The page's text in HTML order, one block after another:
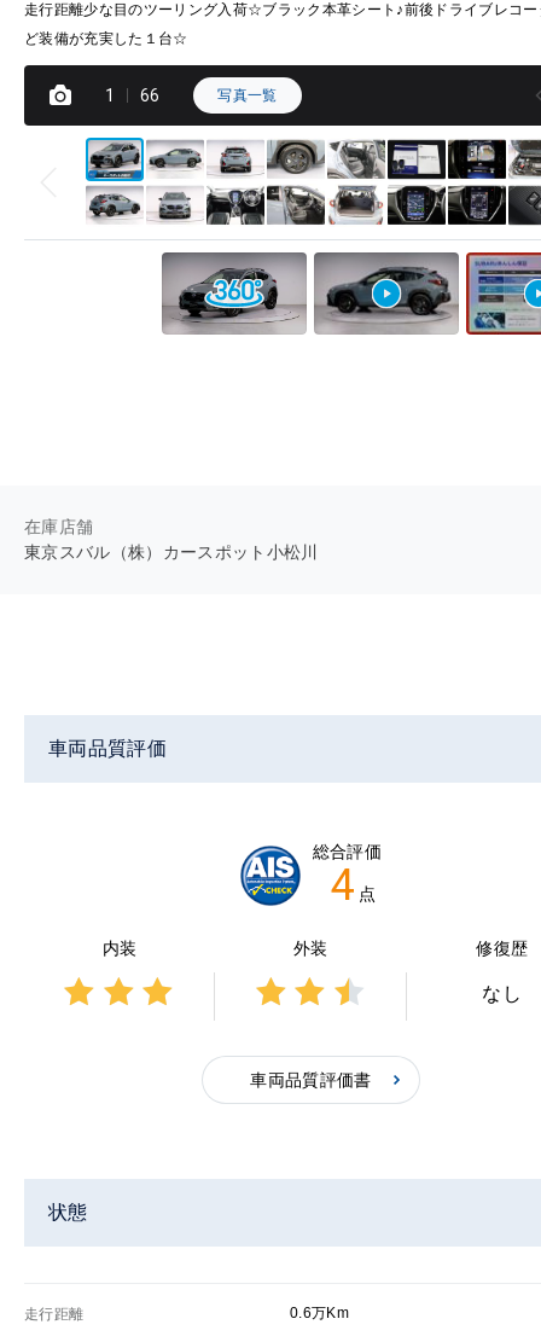
走行距離少な目のツーリング入荷☆ブラック本革シート♪前後ドライブレコ
ど装備が充実した１台☆
1 66 写真一覧
在庫店舗
東京スバル（株）カースポット小松川
車両品質評価
総合評価
4 点
内装 外装
2.5点
の評
修復歴
なし
車両品質評価書
状態
走行距離 0.6万Km